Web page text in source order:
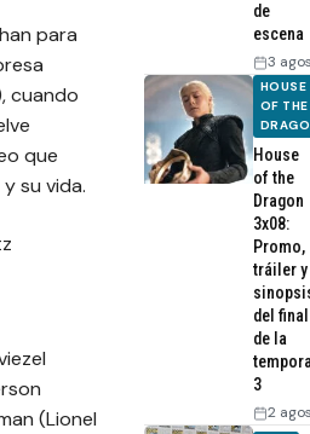
para
cuando
que
su vida.
(Lionel
de
escena
3
HOUSE
OF THE
House
of the
Dragon
3x08:
Promo,
tráiler y
del final
de la
3
2